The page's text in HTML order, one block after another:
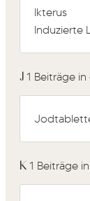
Ikterus
Induzierte
J 1 Beiträge
K 1 Beiträge